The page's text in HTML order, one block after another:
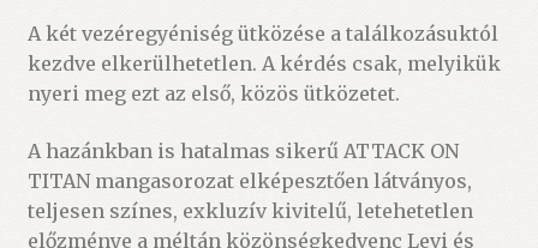
A két vezéregyéniség ütközése a találkozásuktól
kezdve elkerülhetetlen. A kérdés csak, melyikük
nyeri meg ezt az első, közös ütközetet.
A hazánkban is hatalmas sikerű ATTACK ON
TITAN mangasorozat elképesztően látványos,
teljesen színes, exkluzív kivitelű, letehetetlen
előzménye a méltán közönségkedvenc Levi és